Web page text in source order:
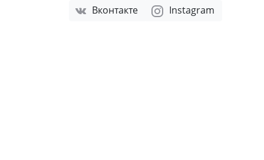
Вконтакте Instagram